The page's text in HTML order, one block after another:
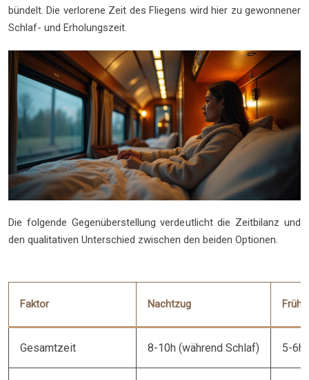
bündelt. Die verlorene Zeit des Fliegens wird hier zu gewonnener
Schlaf- und Erholungszeit.
Die folgende Gegenüberstellung verdeutlicht die Zeitbilanz und
den qualitativen Unterschied zwischen den beiden Optionen.
Faktor Nachtzug
Gesamtzeit 8-10h (während Schlaf) 5-6h